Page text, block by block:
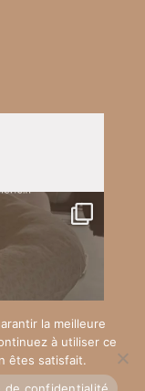
la meilleure
à utiliser ce
êtes satisfait.
de confidentialité